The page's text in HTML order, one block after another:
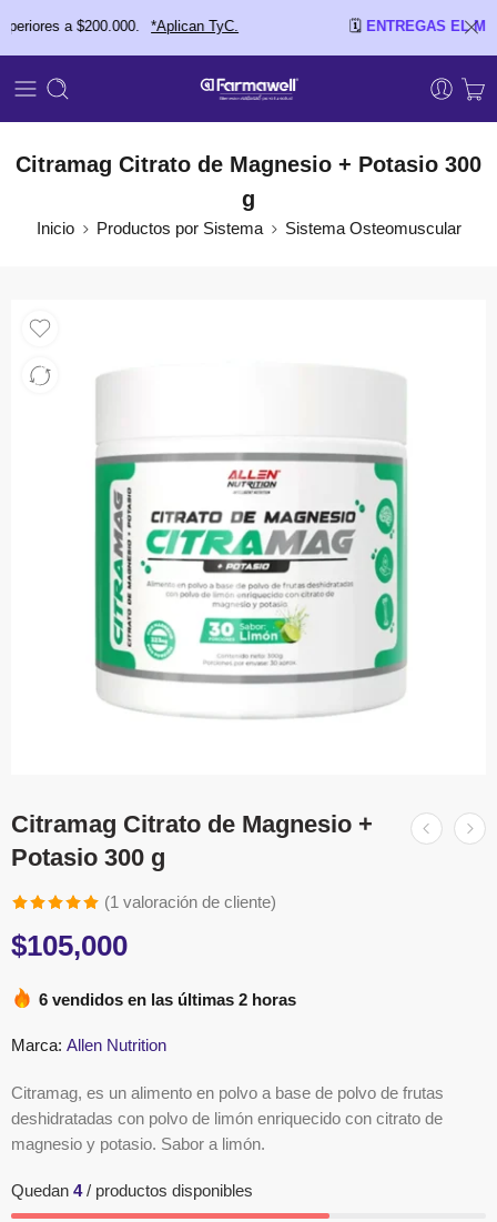
a $200.000. *Aplican TyC. ENTREGAS EL MISMO
Citramag Citrato de Magnesio + Potasio 300
g
Inicio Productos por Sistema Sistema Osteomuscular
Citramag Citrato de Magnesio +
Potasio 300 g
Valorado
5.00sobre
1
puntuación
(1 valoración de cliente)
$105,000
6 vendidos en las últimas 2 horas
Marca: Allen Nutrition
Citramag, es un alimento en polvo a base de polvo de frutas
deshidratadas con polvo de limón enriquecido con citrato de
magnesio y potasio. Sabor a limón.
Quedan 4/ productos disponibles